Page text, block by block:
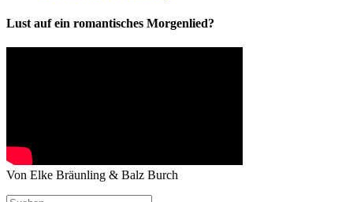
Lust auf ein romantisches Morgenlied?
Von Elke Bräunling & Balz Burch